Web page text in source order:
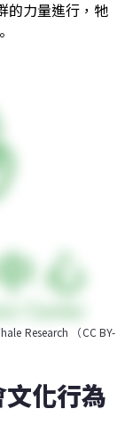
的力量進行，牠
Research （CC BY-
化行為